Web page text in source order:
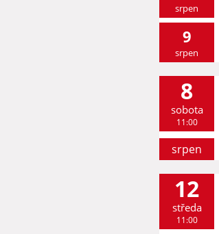
srpen
9
srpen
8
sobota
11:00
srpen
12
středa
11:00